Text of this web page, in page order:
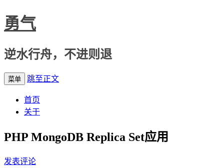
勇气
逆水行舟，不进则退
菜单 跳至正文
首页
关于
PHP MongoDB Replica Set应用
发表评论